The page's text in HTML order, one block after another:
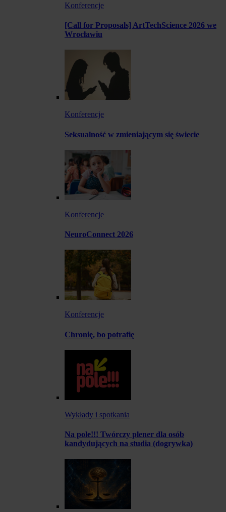
Konferencje
[Call for Proposals] ArtTechScience 2026 we
Wrocławiu
Konferencje
Seksualność w zmieniającym się świecie
Konferencje
NeuroConnect 2026
Konferencje
Chronię, bo potrafię
Wykłady i spotkania
Na pole!!! Twórczy plener dla osób
kandydujących na studia (dogrywka)